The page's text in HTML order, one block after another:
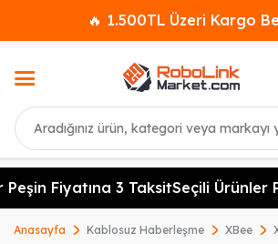
🔥 1.500TL Üzeri Kargo
Ara
Fiyatına 3 TaksitSeçili Ürünler
Anasayfa Kablosuz Haberleşme XBee